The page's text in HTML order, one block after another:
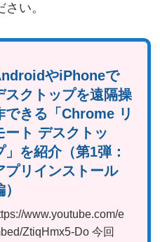
い。
やiPhoneで
スクトップを遠隔操
できる「Chrome リ
ート デスクトッ
」を紹介（第1弾：
プリインストール
www.youtube.com/e
ZtiqHmx5-Do 今回